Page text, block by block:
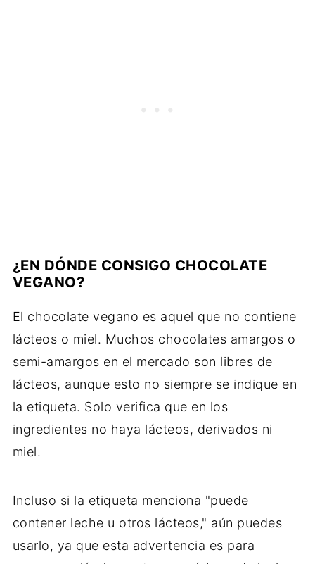
¿EN DÓNDE CONSIGO CHOCOLATE
VEGANO?
El chocolate vegano es aquel que no contiene
lácteos o miel. Muchos chocolates amargos o
semi-amargos en el mercado son libres de
lácteos, aunque esto no siempre se indique en
la etiqueta. Solo verifica que en los
ingredientes no haya lácteos, derivados ni
miel.
Incluso si la etiqueta menciona "puede
contener leche u otros lácteos," aún puedes
usarlo, ya que esta advertencia es para